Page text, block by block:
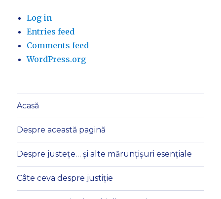
Log in
Entries feed
Comments feed
WordPress.org
Acasă
Despre această pagină
Despre justețe… și alte mărunțișuri esențiale
Câte ceva despre justiție